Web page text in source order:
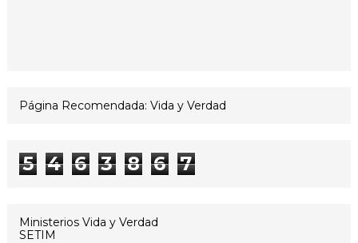
Página Recomendada: Vida y Verdad
5 4 6 3 8 6 7
Ministerios Vida y Verdad
SETIM